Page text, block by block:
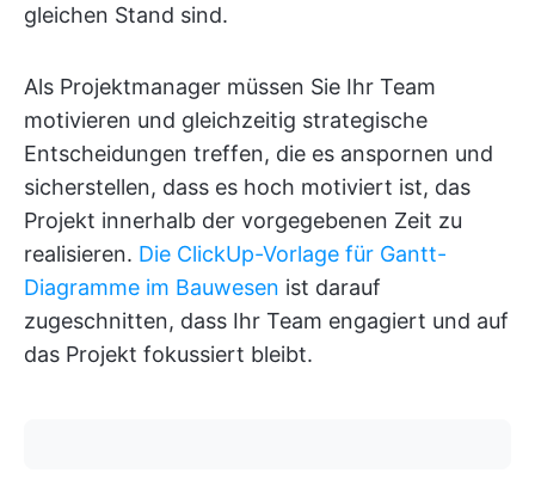
gleichen Stand sind.
Als Projektmanager müssen Sie Ihr Team
motivieren und gleichzeitig strategische
Entscheidungen treffen, die es anspornen und
sicherstellen, dass es hoch motiviert ist, das
Projekt innerhalb der vorgegebenen Zeit zu
realisieren. Die ClickUp-Vorlage für Gantt-
Diagramme im Bauwesen ist darauf
zugeschnitten, dass Ihr Team engagiert und auf
das Projekt fokussiert bleibt.